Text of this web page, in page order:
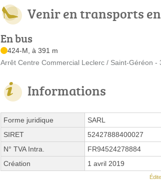
Venir en transports
En bus
424-M, à 391 m
Arrêt Centre Commercial Leclerc / Saint-Géréon -
Informations
Forme juridique
SARL
SIRET
52427888400027
N° TVA Intra.
FR94524278884
Création
1 avril 2019